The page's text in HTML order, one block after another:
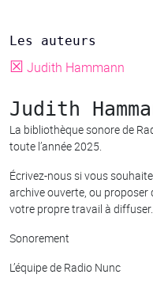
Les auteurs
☒ Judith Hammann
Judith
La bibliothèque sonore de
toute l’année 2025.
Écrivez-nous si vous
archive ouverte, ou proposer
votre propre travail à diffuser.
Sonorement
L’équipe de Radio Nunc